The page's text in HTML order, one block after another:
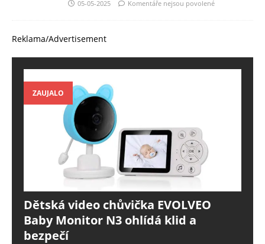
05-05-2025 Komentáře nejsou povolené
Reklama/Advertisement
ZAUJALO
Dětská video chůvička EVOLVEO
Baby Monitor N3 ohlídá klid a
bezpečí